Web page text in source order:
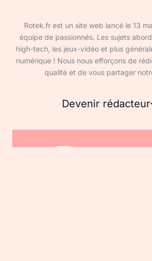
Rotek.fr est un site web lancé le 13
équipe de passionnés. Les sujets
high-tech, les jeux-vidéo et plus
numérique ! Nous nous efforçons de
qualité et de vous partager
Devenir